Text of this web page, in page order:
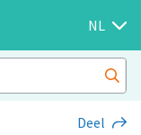
NL
Deel